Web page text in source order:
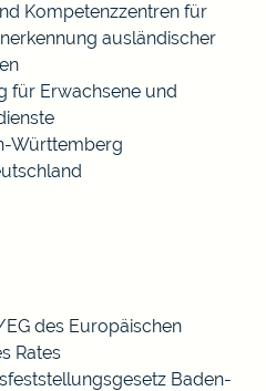
Kompetenzzentren für
ausländischer
für Erwachsene und
Württemberg
des Europäischen
Rates
Baden-